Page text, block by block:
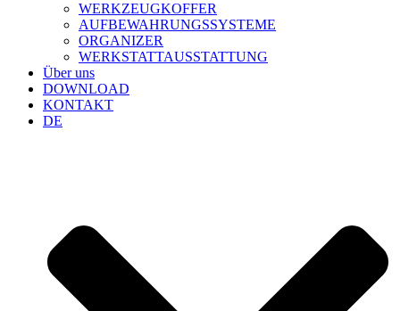
WERKZEUGKOFFER
AUFBEWAHRUNGSSYSTEME
ORGANIZER
WERKSTATTAUSSTATTUNG
Über uns
DOWNLOAD
KONTAKT
DE